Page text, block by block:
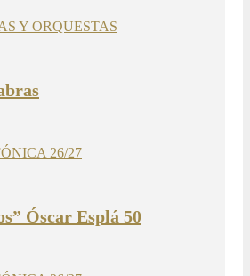
Y ORQUESTAS
26/27
Óscar Esplá 50